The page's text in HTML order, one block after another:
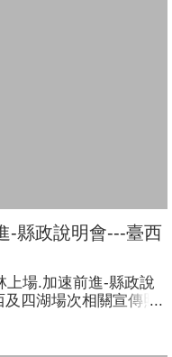
-縣政說明會---臺西
上場.加速前進-縣政說
四湖場次相關宣傳照